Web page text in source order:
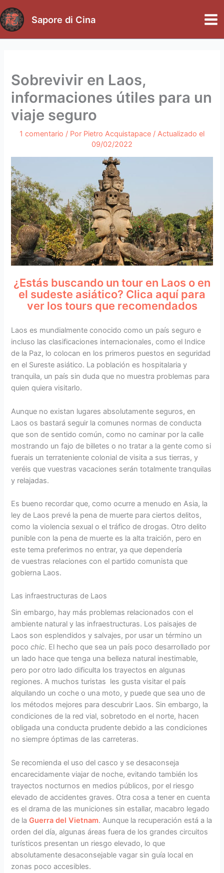
al
contenido
Sapore di Cina
Sobrevivir en Laos,
informaciones útiles para un
viaje seguro
1 comentario / Por Pietro Acquistapace / Actualizado el
09/02/2022
¿Estás buscando un tour en Laos o en
el sudeste asiático? Clica aquí para
ver los tours que recomendados
Laos es mundialmente conocido como un país seguro e
incluso las clasificaciones internacionales, como el Indice
de la Paz, lo colocan en los primeros puestos en seguridad
en el Sureste asiático. La población es hospitalaria y
tranquila, un país sin duda que no muestra problemas para
quien quiera visitarlo.
Aunque no existan lugares absolutamente seguros, en
Laos os bastará seguir la comunes normas de conducta
que son de sentido común, como no caminar por la calle
mostrando un fajo de billetes o no tratar a la gente como si
fuerais un terrateniente colonial de visita a sus tierras, y
veréis que vuestras vacaciones serán totalmente tranquilas
y relajadas.
Es bueno recordar que, como ocurre a menudo en Asia, la
ley de Laos prevé la pena de muerte para ciertos delitos,
como la violencia sexual o el tráfico de drogas. Otro delito
punible con la pena de muerte es la alta traición, pero en
este tema preferimos no entrar, ya que dependería
de vuestras relaciones con el partido comunista que
gobierna Laos.
Las infraestructuras de Laos
Sin embargo, hay más problemas relacionados con el
ambiente natural y las infraestructuras. Los paisajes de
Laos son esplendidos y salvajes, por usar un término un
pocochic. El hecho que sea un país poco desarrollado por
un lado hace que tenga una belleza natural inestimable,
pero por otro lado dificulta los trayectos en algunas
regiones. A muchos turistas les gusta visitar el país
alquilando un coche o una moto, y puede que sea uno de
los métodos mejores para descubrir Laos. Sin embargo, la
condiciones de la red vial, sobretodo en el norte, hacen
obligada una conducta prudente debido a las condiciones
no siempre óptimas de las carreteras.
Se recomienda el uso del casco y se desaconseja
encarecidamente viajar de noche, evitando también los
trayectos nocturnos en medios públicos, por el riesgo
elevado de accidentes graves. Otra cosa a tener en cuenta
es el drama de las municiones sin estallar, macabro legado
de laGuerra del Vietnam. Aunque la recuperación está a la
orden del día, algunas áreas fuera de los grandes circuitos
turísticos presentan un riesgo elevado, lo que
absolutamente desaconsejable vagar sin guía local en
zonas poco accesibles.